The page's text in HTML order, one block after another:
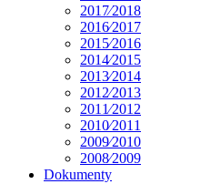
2017⁄2018
2016⁄2017
2015⁄2016
2014⁄2015
2013⁄2014
2012⁄2013
2011⁄2012
2010⁄2011
2009⁄2010
2008⁄2009
Dokumenty